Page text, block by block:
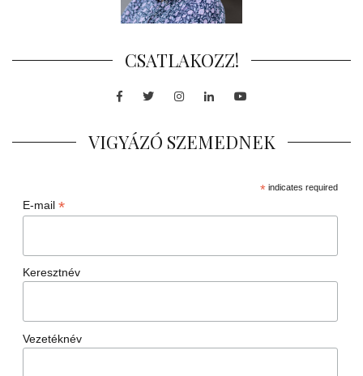
CSATLAKOZZ!
Facebook
TwitterInstagram
LinkedInYoutube
VIGYÁZÓ SZEMEDNEK
*indicates required
E-mail *
Keresztnév
Vezetéknév